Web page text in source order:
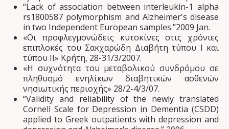
“Lack of association between interleukin-1 alpha
rs1800587 polymorphism and Alzheimer's disease
in two Independent European samples.”2009 Jan.
«Οι προφλεγμονώδεις κυτοκίνες στις χρόνιες
επιπλοκές του Σακχαρώδη Διαβήτη τύπου Ι και
τύπου ΙΙ» Κρήτη, 28-31/3/2007.
«Η συχνότητα του μεταβολικού συνδρόμου σε
πληθυσμό ενηλίκων διαβητικών ασθενών
νησιωτικής περιοχής» 28/2-4/3/07.
“Validity and reliability of the newly translated
Cornell Scale for Depression in Dementia (CSDD)
applied to Greek outpatients with depression and